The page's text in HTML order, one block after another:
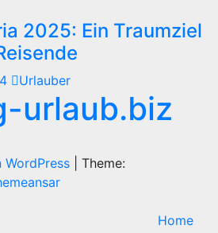
2025: Ein Traumziel
Urlauber
urlaub.biz
Theme:
Home